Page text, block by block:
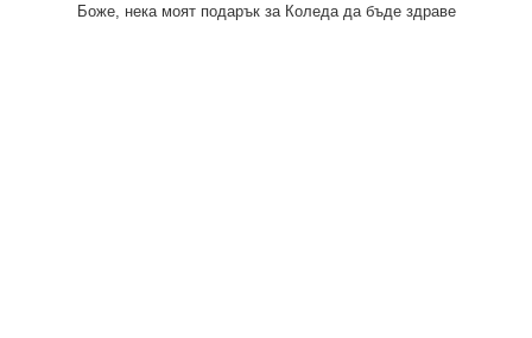
Боже, нека моят подарък за Коледа да бъде здраве